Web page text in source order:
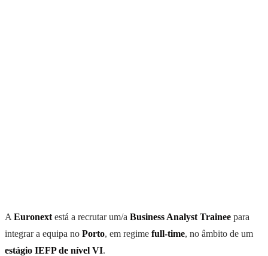
A Euronext está a recrutar um/a Business Analyst Trainee para
integrar a equipa no Porto, em regime full-time, no âmbito de um
estágio IEFP de nível VI.